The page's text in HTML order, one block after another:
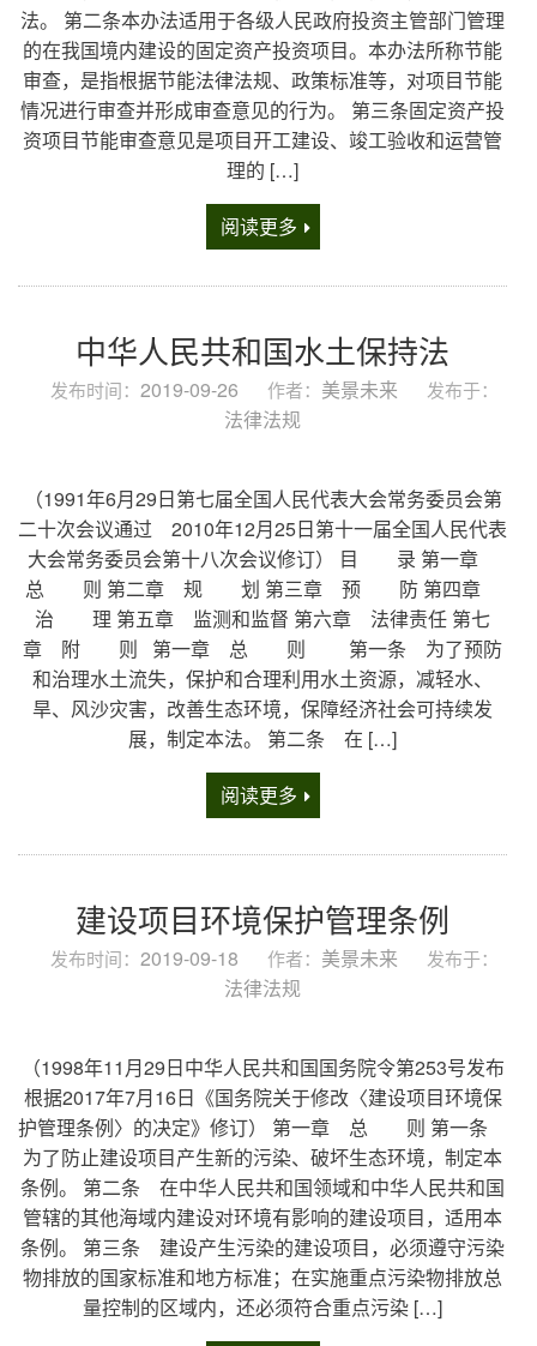
法。 第二条本办法适用于各级人民政府投资主管部门管理
的在我国境内建设的固定资产投资项目。本办法所称节能
审查，是指根据节能法律法规、政策标准等，对项目节能
情况进行审查并形成审查意见的行为。 第三条固定资产投
资项目节能审查意见是项目开工建设、竣工验收和运营管
理的 […]
阅读更多
中华人民共和国水土保持法
发布时间： 2019-09-26 作者： 美景未来 发布于：
法律法规
（1991年6月29日第七届全国人民代表大会常务委员会第
二十次会议通过 2010年12月25日第十一届全国人民代表
大会常务委员会第十八次会议修订） 目 录 第一章
总 则 第二章 规 划 第三章 预 防 第四章
治 理 第五章 监测和监督 第六章 法律责任 第七
章 附 则 第一章 总 则 第一条 为了预防
和治理水土流失，保护和合理利用水土资源，减轻水、
旱、风沙灾害，改善生态环境，保障经济社会可持续发
展，制定本法。 第二条 在 […]
阅读更多
建设项目环境保护管理条例
发布时间： 2019-09-18 作者： 美景未来 发布于：
法律法规
（1998年11月29日中华人民共和国国务院令第253号发布
根据2017年7月16日《国务院关于修改〈建设项目环境保
护管理条例〉的决定》修订） 第一章 总 则 第一条
为了防止建设项目产生新的污染、破坏生态环境，制定本
条例。 第二条 在中华人民共和国领域和中华人民共和国
管辖的其他海域内建设对环境有影响的建设项目，适用本
条例。 第三条 建设产生污染的建设项目，必须遵守污染
物排放的国家标准和地方标准；在实施重点污染物排放总
量控制的区域内，还必须符合重点污染 […]